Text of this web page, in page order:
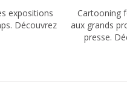
expositions
Découvrez
Cartooning
aux grands
presse.